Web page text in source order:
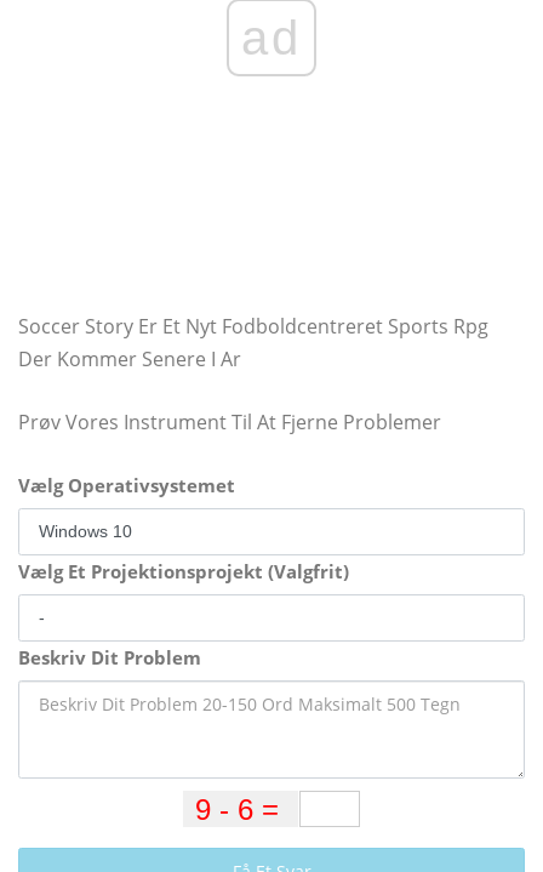
ad
Soccer Story Er Et Nyt Fodboldcentreret Sports Rpg
Der Kommer Senere I Ar
Prøv Vores Instrument Til At Fjerne Problemer
Vælg Operativsystemet
Vælg Et Projektionsprojekt (Valgfrit)
Beskriv Dit Problem